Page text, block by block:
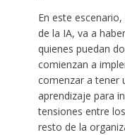
En este
de la IA, va a
quienes puedan
comienzan a
comenzar a tener
aprendizaje para
tensiones entre
resto de la